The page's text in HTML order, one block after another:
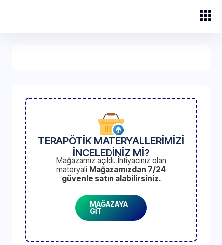
TERAPÖTİK MATERYALLERİMİZİ
İNCELEDİNİZ Mİ?
Mağazamız açıldı. İhtiyacınız olan
materyali Mağazamızdan 7/24
güvenle satın alabilirsiniz.
MAĞAZAYA
GİT